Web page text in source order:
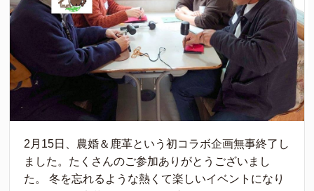
2月15日、農婚＆鹿革という初コラボ企画無事終了し
ました。たくさんのご参加ありがとうございまし
た。 冬を忘れるような熱くて楽しいイベントになり